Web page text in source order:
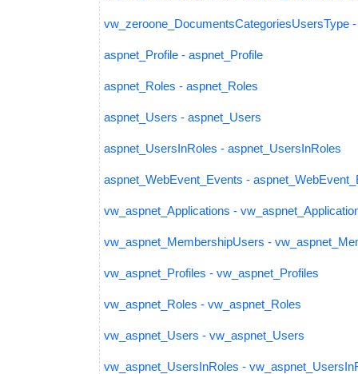
vw_zeroone_DocumentsCategoriesUsersType
aspnet_Profile - aspnet_Profile
aspnet_Roles - aspnet_Roles
aspnet_Users - aspnet_Users
aspnet_UsersInRoles - aspnet_UsersInRoles
aspnet_WebEvent_Events -
vw_aspnet_Applications -
vw_aspnet_MembershipUsers -
vw_aspnet_Profiles - vw_aspnet_Profiles
vw_aspnet_Roles - vw_aspnet_Roles
vw_aspnet_Users - vw_aspnet_Users
vw_aspnet_UsersInRoles -